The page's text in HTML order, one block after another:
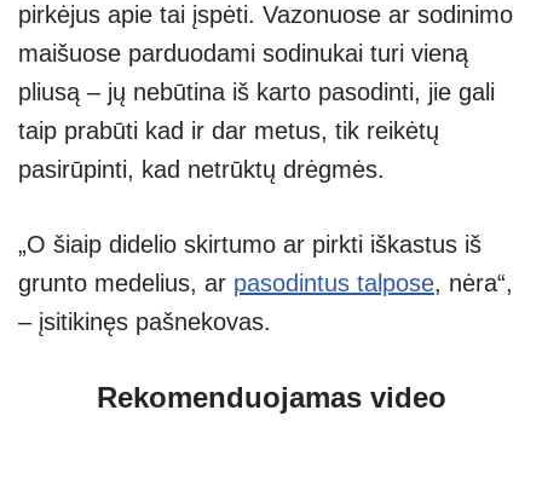
pirkėjus apie tai įspėti. Vazonuose ar sodinimo
maišuose parduodami sodinukai turi vieną
pliusą – jų nebūtina iš karto pasodinti, jie gali
taip prabūti kad ir dar metus, tik reikėtų
pasirūpinti, kad netrūktų drėgmės.
„O šiaip didelio skirtumo ar pirkti iškastus iš
grunto medelius, ar pasodintus talpose, nėra“,
– įsitikinęs pašnekovas.
Rekomenduojamas video